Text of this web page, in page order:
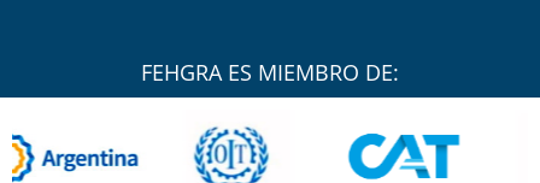
FEHGRA ES MIEMBRO DE: